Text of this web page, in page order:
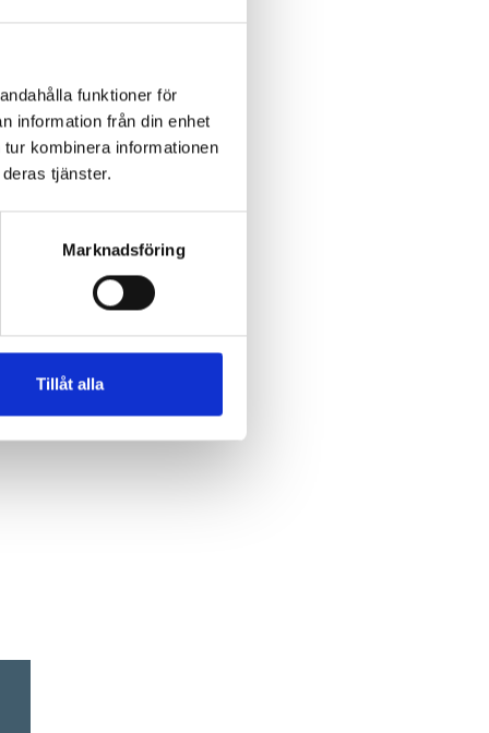
funktioner för
information från din enhet
kombinera informationen
tjänster.
Marknadsföring
Tillåt alla